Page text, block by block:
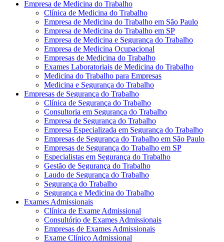
Empresa de Medicina do Trabalho
Clínica de Medicina do Trabalho
Empresa de Medicina do Trabalho em São Paulo
Empresa de Medicina do Trabalho em SP
Empresa de Medicina e Segurança do Trabalho
Empresa de Medicina Ocupacional
Empresas de Medicina do Trabalho
Exames Laboratoriais de Medicina do Trabalho
Medicina do Trabalho para Empresas
Medicina e Segurança do Trabalho
Empresas de Segurança do Trabalho
Clínica de Segurança do Trabalho
Consultoria em Segurança do Trabalho
Empresa de Segurança do Trabalho
Empresa Especializada em Segurança do Trabalho
Empresas de Segurança do Trabalho em São Paulo
Empresas de Segurança do Trabalho em SP
Especialistas em Segurança do Trabalho
Gestão de Segurança do Trabalho
Laudo de Segurança do Trabalho
Segurança do Trabalho
Segurança e Medicina do Trabalho
Exames Admissionais
Clínica de Exame Admissional
Consultório de Exames Admissionais
Empresas de Exames Admissionais
Exame Clínico Admissional